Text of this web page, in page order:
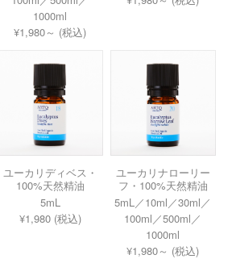
1000ml
¥1,980～ (税込)
ユーカリディベス・
100%天然精油
5mL
¥1,980 (税込)
ユーカリナローリー
フ・100%天然精油
5mL／10ml／30ml／
100ml／500ml／
1000ml
¥1,980～ (税込)